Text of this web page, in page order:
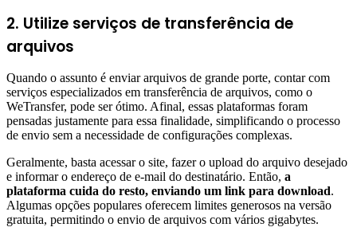
2. Utilize serviços de transferência de
arquivos
Quando o assunto é enviar arquivos de grande porte, contar com
serviços especializados em transferência de arquivos, como o
WeTransfer, pode ser ótimo. Afinal, essas plataformas foram
pensadas justamente para essa finalidade, simplificando o processo
de envio sem a necessidade de configurações complexas.
Geralmente, basta acessar o site, fazer o upload do arquivo desejado
e informar o endereço de e-mail do destinatário. Então, a
plataforma cuida do resto, enviando um link para download.
Algumas opções populares oferecem limites generosos na versão
gratuita, permitindo o envio de arquivos com vários gigabytes.